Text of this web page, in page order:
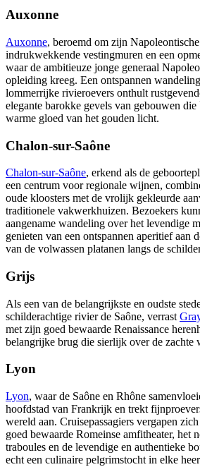
Auxonne
Auxonne, beroemd om zijn
indrukwekkende vestingmuren en een
waar de ambitieuze jonge generaal
opleiding kreeg. Een ontspannen
lommerrijke rivieroevers onthult
elegante barokke gevels van gebouwen die
warme gloed van het gouden licht.
Chalon-sur-Saône
Chalon-sur-Saône, erkend als de
een centrum voor regionale wijnen,
oude kloosters met de vrolijk gekleurde
traditionele vakwerkhuizen. Bezoekers
aangename wandeling over het levendige
genieten van een ontspannen aperitief aan
van de volwassen platanen langs de
Grijs
Als een van de belangrijkste en oudste
schilderachtige rivier de Saône, verrast
met zijn goed bewaarde Renaissance
belangrijke brug die sierlijk over de zachte
Lyon
Lyon, waar de Saône en Rhône
hoofdstad van Frankrijk en trekt
wereld aan. Cruisepassagiers vergapen
goed bewaarde Romeinse amfitheater, het
traboules en de levendige en authentieke
echt een culinaire pelgrimstocht in elke